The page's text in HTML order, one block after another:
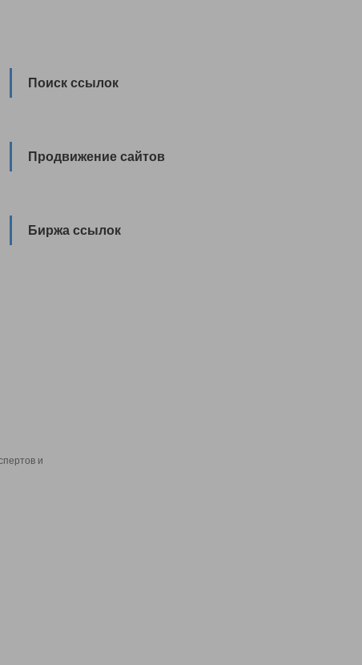
Поиск ссылок
Продвижение сайтов
Биржа ссылок
и